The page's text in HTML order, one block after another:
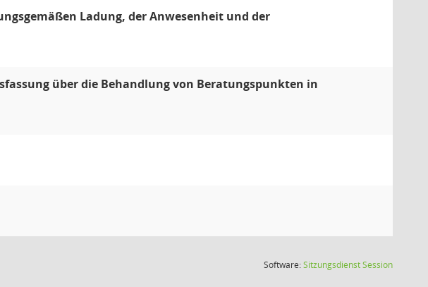
Ladung, der Anwesenheit und der
über die Behandlung von Beratungspunkten in
Software:SitzungsdienstSession(Wird in